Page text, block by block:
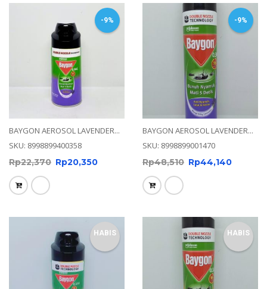
-9%
BAYGON AEROSOL LAVENDER...
SKU: 8998899400358
Rp22,370 Rp20,350
-9%
BAYGON AEROSOL LAVENDER...
SKU: 8998899001470
Rp48,510 Rp44,140
HABIS HABIS